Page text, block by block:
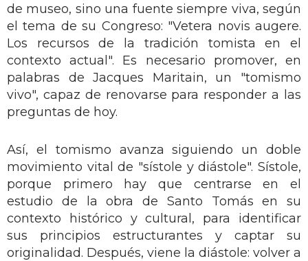
de museo, sino una fuente siempre viva, según
el tema de su Congreso: "Vetera novis augere.
Los recursos de la tradición tomista en el
contexto actual". Es necesario promover, en
palabras de Jacques Maritain, un "tomismo
vivo", capaz de renovarse para responder a las
preguntas de hoy.
Así, el tomismo avanza siguiendo un doble
movimiento vital de "sístole y diástole". Sístole,
porque primero hay que centrarse en el
estudio de la obra de Santo Tomás en su
contexto histórico y cultural, para identificar
sus principios estructurantes y captar su
originalidad. Después, viene la diástole: volver a